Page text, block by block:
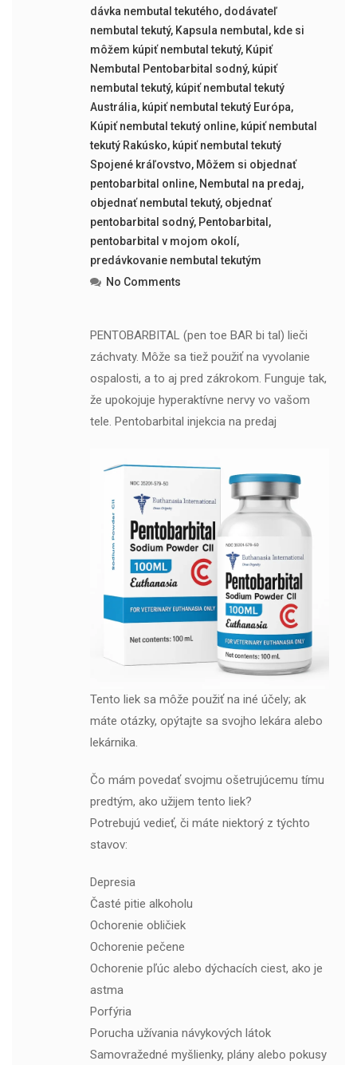
dávka nembutal tekutého, dodávateľ
nembutal tekutý, Kapsula nembutal , kde si
môžem kúpiť nembutal tekutý, Kúpiť
Nembutal Pentobarbital sodný, kúpiť
nembutal tekutý, kúpiť nembutal tekutý
Austrália, kúpiť nembutal tekutý Európa,
Kúpiť nembutal tekutý online, kúpiť nembutal
tekutý Rakúsko, kúpiť nembutal tekutý
Spojené kráľovstvo, Môžem si objednať
pentobarbital online, Nembutal na predaj,
objednať nembutal tekutý, objednať
pentobarbital sodný, Pentobarbital ,
pentobarbital v mojom okolí,
predávkovanie nembutal tekutým
No Comments
PENTOBARBITAL (pen toe BAR bi tal) lieči
záchvaty. Môže sa tiež použiť na vyvolanie
ospalosti, a to aj pred zákrokom. Funguje tak,
že upokojuje hyperaktívne nervy vo vašom
tele. Pentobarbital injekcia na predaj
Tento liek sa môže použiť na iné účely; ak
máte otázky, opýtajte sa svojho lekára alebo
lekárnika.
Čo mám povedať svojmu ošetrujúcemu tímu
predtým, ako užijem tento liek?
Potrebujú vedieť, či máte niektorý z týchto
stavov:
Depresia
Časté pitie alkoholu
Ochorenie obličiek
Ochorenie pečene
Ochorenie pľúc alebo dýchacích ciest, ako je
astma
Porfýria
Porucha užívania návykových látok
Samovražedné myšlienky, plány alebo pokusy